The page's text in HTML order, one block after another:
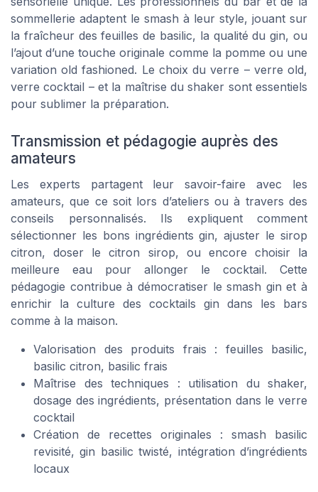
sommellerie adaptent le smash à leur style, jouant sur
la fraîcheur des feuilles de basilic, la qualité du gin, ou
l’ajout d’une touche originale comme la pomme ou une
variation old fashioned. Le choix du verre – verre old,
verre cocktail – et la maîtrise du shaker sont essentiels
pour sublimer la préparation.
Transmission et pédagogie auprès des
amateurs
Les experts partagent leur savoir-faire avec les
amateurs, que ce soit lors d’ateliers ou à travers des
conseils personnalisés. Ils expliquent comment
sélectionner les bons ingrédients gin, ajuster le sirop
citron, doser le citron sirop, ou encore choisir la
meilleure eau pour allonger le cocktail. Cette
pédagogie contribue à démocratiser le smash gin et à
enrichir la culture des cocktails gin dans les bars
comme à la maison.
Valorisation des produits frais : feuilles basilic,
basilic citron, basilic frais
Maîtrise des techniques : utilisation du shaker,
dosage des ingrédients, présentation dans le verre
cocktail
Création de recettes originales : smash basilic
revisité, gin basilic twisté, intégration d’ingrédients
locaux